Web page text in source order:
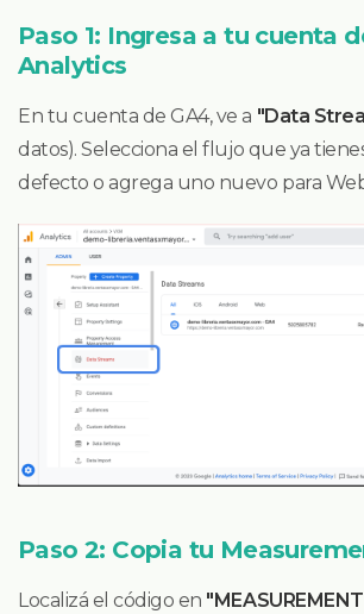
Paso 1: Ingresa a tu cuenta
Analytics
En tu cuenta de GA4, ve a "Data
datos). Selecciona el flujo que ya
defecto o agrega uno nuevo para
Paso 2: Copia tu
Localizá el código en